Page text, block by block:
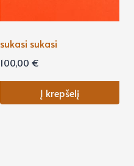
sukasi sukasi
100,00 €
Į krepšelį